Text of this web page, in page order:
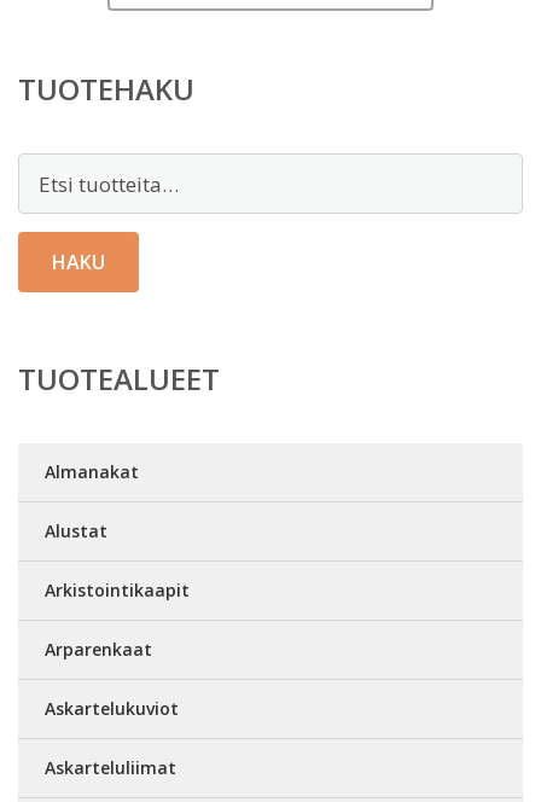
TUOTEHAKU
HAKU
TUOTEALUEET
Almanakat
Alustat
Arkistointikaapit
Arparenkaat
Askartelukuviot
Askarteluliimat